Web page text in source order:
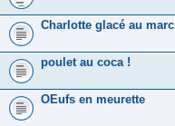
Charlotte glacé au marc
poulet au coca !
OEufs en meurette